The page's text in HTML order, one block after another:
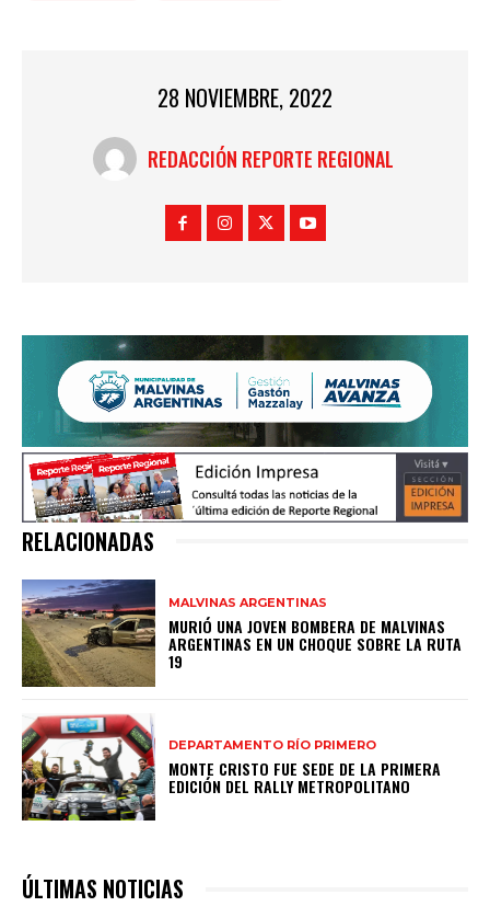
28 NOVIEMBRE, 2022
REDACCIÓN REPORTE REGIONAL
RELACIONADAS
MALVINAS ARGENTINAS
MURIÓ UNA JOVEN BOMBERA DE MALVINAS
ARGENTINAS EN UN CHOQUE SOBRE LA RUTA
19
DEPARTAMENTO RÍO PRIMERO
MONTE CRISTO FUE SEDE DE LA PRIMERA
EDICIÓN DEL RALLY METROPOLITANO
ÚLTIMAS NOTICIAS